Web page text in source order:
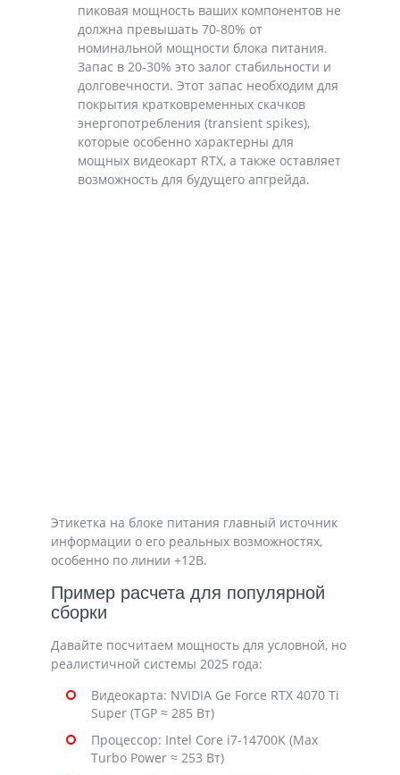
пиковая мощность ваших компонентов не
должна превышать 70-80% от
номинальной мощности блока питания.
Запас в 20-30% это залог стабильности и
долговечности. Этот запас необходим для
покрытия кратковременных скачков
энергопотребления (transient spikes),
которые особенно характерны для
мощных видеокарт RTX, а также оставляет
возможность для будущего апгрейда.
Этикетка на блоке питания главный источник
информации о его реальных возможностях,
особенно по линии +12В.
Пример расчета для популярной
сборки
Давайте посчитаем мощность для условной, но
реалистичной системы 2025 года:
Видеокарта: NVIDIA Ge Force RTX 4070 Ti
Super (TGP ≈ 285 Вт)
Процессор: Intel Core i7-14700K (Max
Turbo Power ≈ 253 Вт)